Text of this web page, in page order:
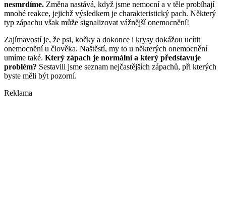
nesmrdíme. Změna nastává, když jsme nemocní a v těle probíhají
mnohé reakce, jejichž výsledkem je charakteristický pach. Některý
typ zápachu však může signalizovat vážnější onemocnění!
Zajímavostí je, že psi, kočky a dokonce i krysy dokážou ucítit
onemocnění u člověka. Naštěstí, my to u některých onemocnění
umíme také. Který zápach je normální a který představuje
problém? Sestavili jsme seznam nejčastějších zápachů, při kterých
byste měli být pozorní.
Reklama